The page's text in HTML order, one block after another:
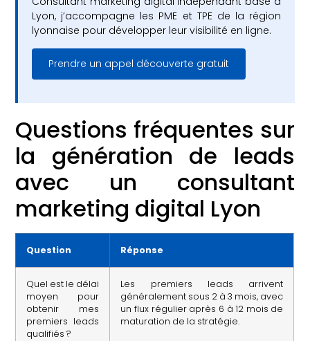
Lyon, j’accompagne les PME et TPE de la région
lyonnaise pour développer leur visibilité en ligne.
Prendre un appel découverte gratuit
Questions fréquentes sur
la génération de leads
avec un consultant
marketing digital Lyon
Question Réponse
Quel est le délai
moyen pour
obtenir mes
premiers leads
qualifiés ?
Les premiers leads arrivent
généralement sous 2 à 3 mois, avec
un flux régulier après 6 à 12 mois de
maturation de la stratégie.